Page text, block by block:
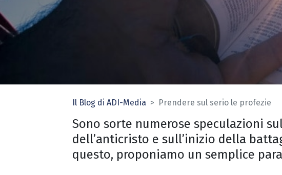
Il Blog di ADI-Media Prendere sul serio le profezie
Sono sorte numerose speculazioni
dell’anticristo e sull’inizio della
questo, proponiamo un semplice